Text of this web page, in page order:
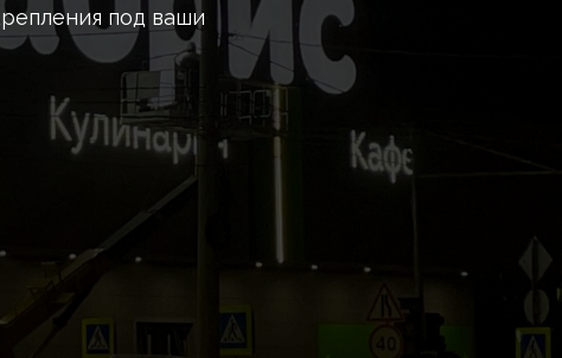
под ваши